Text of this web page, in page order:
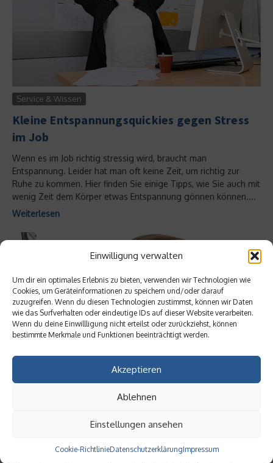
Einwilligung verwalten
Um dir ein optimales Erlebnis zu bieten, verwenden wir Technologien wie
Cookies, um Geräteinformationen zu speichern und/oder darauf
zuzugreifen. Wenn du diesen Technologien zustimmst, können wir Daten
wie das Surfverhalten oder eindeutige IDs auf dieser Website verarbeiten.
Wenn du deine Einwillligung nicht erteilst oder zurückziehst, können
bestimmte Merkmale und Funktionen beeinträchtigt werden.
Akzeptieren
Ablehnen
Einstellungen ansehen
Cookie-RichtlinieDatenschutzerklärungImpressum
Service & Wissen
Kleine Entspannungsquickies gegen Stress
im Job
Wenn es im Job richtig stressig wird, braucht man
Entspannung. Leider hat man oft keine Zeit, um richtig zur
Ruhe zu kommen. Hier finden Sie einige Tipps, wie Sie auch mit
wenig Zeit dem Körper etwas Entspannung gönnen können....
Weiterlesen
Service & Wissen
Krank vor Langeweile – das Boreout-
Burnout ist nicht weniger schlimm. Beim so genannten